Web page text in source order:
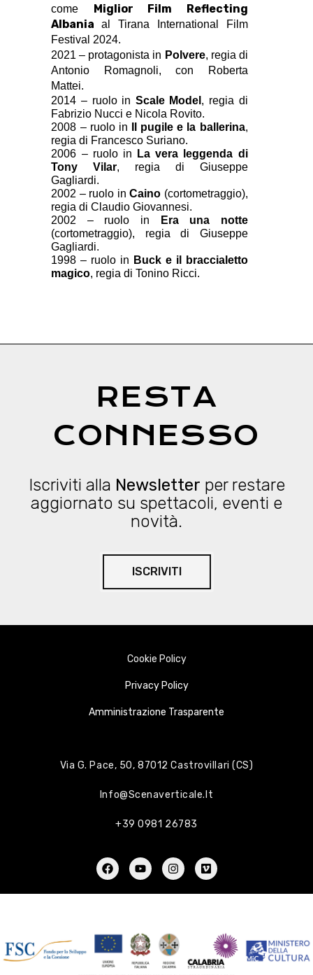
come Miglior Film Reflecting
Albaniaal Tirana International Film
Festival 2024.
2021 – protagonista in Polvere, regia di
Antonio Romagnoli, con Roberta
Mattei.
2014 – ruolo in Scale Model , regia di
Fabrizio Nucci e Nicola Rovito.
2008 – ruolo in
Il pugile e la ballerina,
regia di Francesco Suriano.
2006 – ruolo in
La vera leggenda di
Tony Vilar, regia di Giuseppe
Gagliardi.
2002 – ruolo in Caino (cortometraggio),
regia di Claudio Giovannesi.
2002 – ruolo in
Era una notte
(cortometraggio), regia di Giuseppe
Gagliardi.
1998 – ruolo in Buck e il braccialetto
magico, regia di Tonino Ricci.
RESTA
CONNESSO
Iscriviti alla Newsletter per restare
aggiornato su spettacoli, eventi e
novità.
ISCRIVITI
Cookie Policy
Privacy Policy
Amministrazione Trasparente
Via G. Pace, 50, 87012 Castrovillari (CS)
Info@scenaverticale.it
+39 0981 26783